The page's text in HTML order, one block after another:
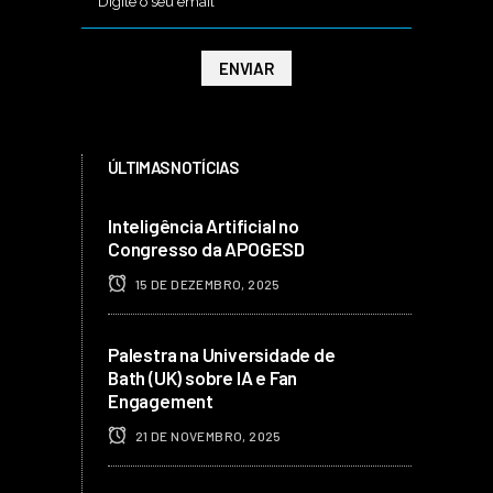
ÚLTIMAS NOTÍCIAS
Inteligência Artificial no
Congresso da APOGESD
15 DE DEZEMBRO, 2025
Palestra na Universidade de
Bath (UK) sobre IA e Fan
Engagement
21 DE NOVEMBRO, 2025